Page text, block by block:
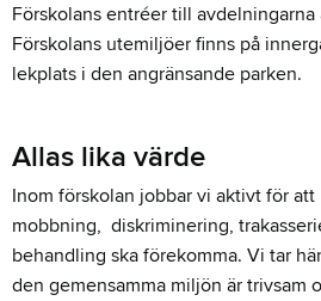
Förskolans entréer till
Förskolans utemiljöer finns på
lekplats i den angränsande parken.
Allas lika värde
Inom förskolan jobbar vi aktivt för
mobbning, diskriminering,
behandling ska förekomma. Vi tar
den gemensamma miljön är trivsam